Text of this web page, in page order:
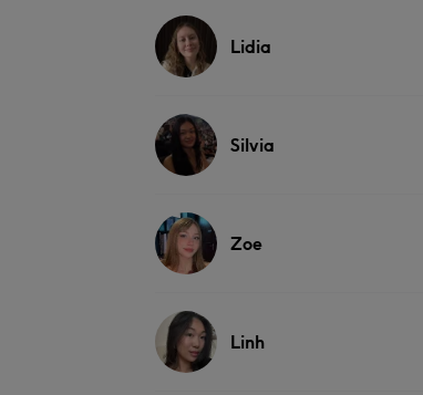
Lidia
Silvia
Zoe
Linh